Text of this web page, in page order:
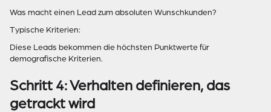
Was macht einen Lead zum absoluten Wunschkunden?
Typische Kriterien:
Diese Leads bekommen die höchsten Punktwerte für
demografische Kriterien.
Schritt 4: Verhalten definieren, das
getrackt wird